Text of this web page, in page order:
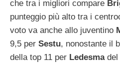
che tra i migliori compare
punteggio più alto tra i
voto va anche allo juventino
9,5 per Sestu, nonostante il
della top 11 per Ledesma del